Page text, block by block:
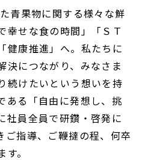
青果物に関する様々な鮮
幸せな食の時間」「ＳＴ
健康推進」へ。私たちに
決につながり、みなさま
続けたいという想いを持
ある「自由に発想し、挑
社員全員で研鑽・啓発に
ご指導、ご鞭撻の程、何卒
。